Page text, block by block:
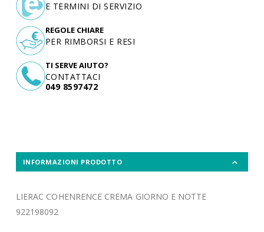
TI SERVE AIUTO?
CONTATTACI
049 8597472
E TERMINI DI SERVIZIO
REGOLE CHIARE
PER RIMBORSI E RESI
INFORMAZIONI PRODOTTO
LIERAC COHENRENCE CREMA GIORNO E NOTTE
922198092